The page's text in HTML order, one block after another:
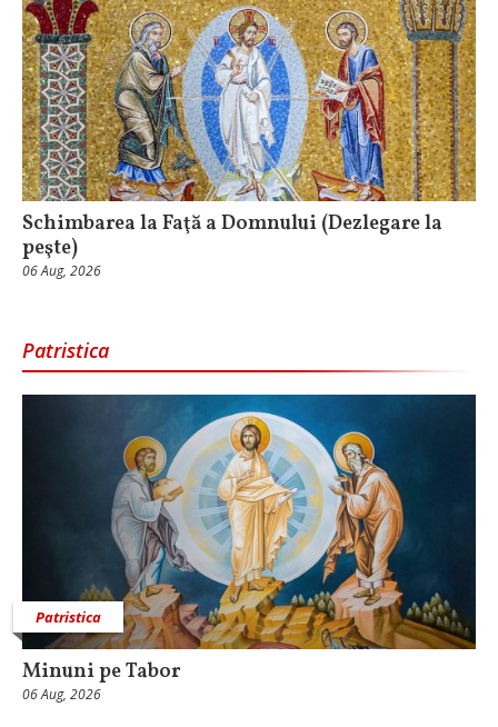
Schimbarea la Faţă a Domnului (Dezlegare la
peşte)
06 Aug, 2026
Patristica
Patristica
Minuni pe Tabor
06 Aug, 2026